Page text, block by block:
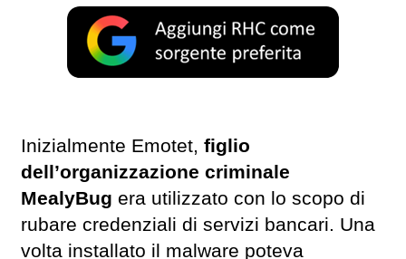
Inizialmente Emotet, figlio
dell’organizzazione criminale
MealyBug era utilizzato con lo scopo di
rubare credenziali di servizi bancari. Una
volta installato il malware poteva